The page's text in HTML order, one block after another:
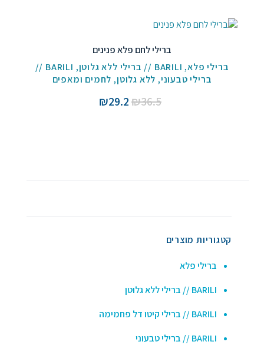
ברילי לחם פלא פנינים
ברילי פלא, BARILI // ברילי ללא גלוטן ,
BARILI //
ברילי טבעוני, ללא גלוטן, לחמים ומאפים
₪36.5
המחיר
₪29.2
קטגוריות מוצרים
ברילי פלא
BARILI // ברילי ללא גלוטן
BARILI // ברילי קיטו דל פחמימה
BARILI // ברילי טבעוני